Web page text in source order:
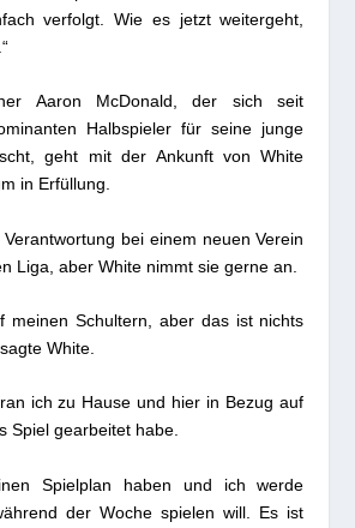
verfolgt. Wie es jetzt weitergeht,
Aaron McDonald, der sich seit
Halbspieler für seine junge
geht mit der Ankunft von White
in Erfüllung.
bei einem neuen Verein
Liga, aber White nimmt sie gerne an.
meinen Schultern, aber das ist nichts
White.
ich zu Hause und hier in Bezug auf
Spiel gearbeitet habe.
Spielplan haben und ich werde
der Woche spielen will. Es ist